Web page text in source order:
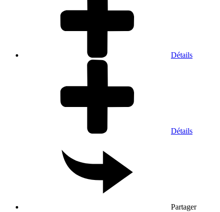
Détails
Détails
Partager